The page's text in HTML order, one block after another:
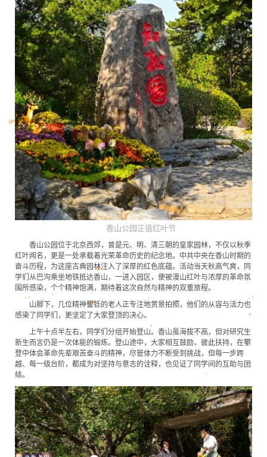
香山公园正值红叶节
香山公园位于北京西郊，曾是元、明、清三朝的皇家园林，不仅以秋季
红叶闻名，更是一处承载着光荣革命历史的纪念地。中共中央在香山时期的
奋斗历程，为这座古典园林注入了深厚的红色底蕴。活动当天秋高气爽，同
学们从巴沟乘坐地铁抵达香山，一进入园区，便被漫山红叶与浓厚的革命氛
围所感染，个个精神饱满，期待着这次自然与精神的双重旅程。
山脚下，几位精神矍铄的老人正专注地赏景拍照，他们的从容与活力也
感染了同学们，更坚定了大家登顶的决心。
上午十点半左右，同学们分组开始登山。香山虽海拔不高，但对研究生
新生而言仍是一次体能的锻炼。登山途中，大家相互鼓励，彼此扶持，在攀
登中体会革命先辈艰苦奋斗的精神，尽管体力不断受到挑战，但每一步跨
越、每一级台阶，都成为对坚持与意志的诠释，也见证了同学间的互助与团
结。